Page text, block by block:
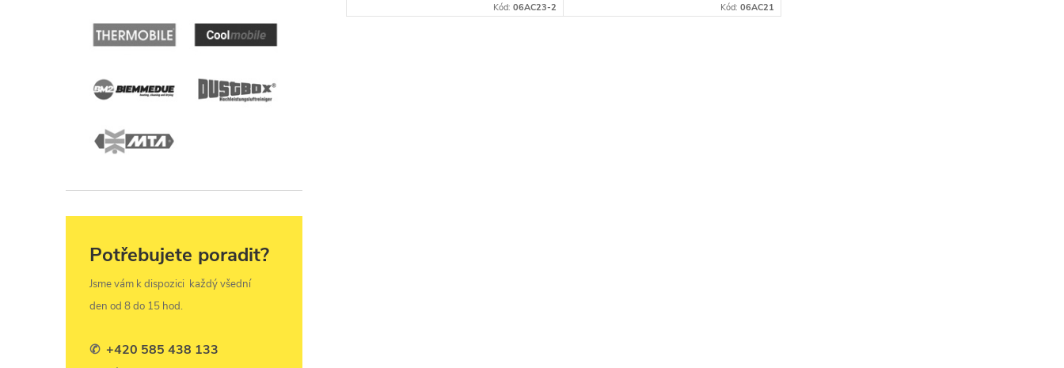
Potřebujete poradit?
Jsme vám k dispozici každý všední
den od 8 do 15 hod.
✆ +420 585 438 133
Kód:06AC23-2 Kód: 06AC21